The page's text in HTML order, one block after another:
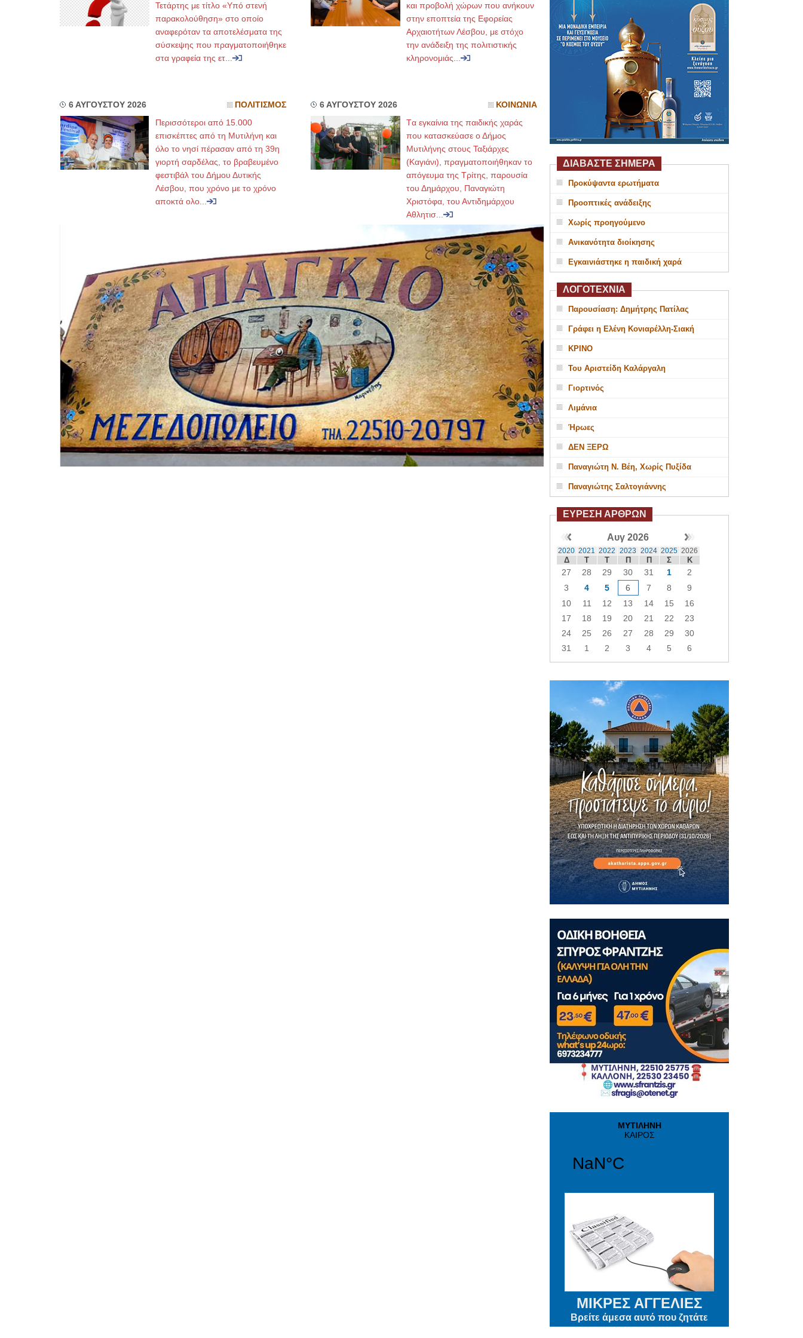
Τετάρτης με τίτλο «Υπό στενή
παρακολούθηση» στο οποίο
αναφερόταν τα αποτελέσματα της
σύσκεψης που πραγματοποιήθηκε
στα γραφεία της ετ...
και προβολή χώρων που ανήκουν
στην εποπτεία της Εφορείας
Αρχαιοτήτων Λέσβου, με στόχο
την ανάδειξη της πολιτιστικής
κληρονομιάς...
6 ΑΥΓΟΥΣΤΟΥ 2026 ΠΟΛΙΤΙΣΜΟΣ
Περισσότεροι από 15.000
επισκέπτες από τη Μυτιλήνη και
όλο το νησί πέρασαν από τη 39η
γιορτή σαρδέλας, το βραβευμένο
φεστιβάλ του Δήμου Δυτικής
Λέσβου, που χρόνο με το χρόνο
αποκτά ολο...
6 ΑΥΓΟΥΣΤΟΥ 2026 ΚΟΙΝΩΝΙΑ
Tα εγκαίνια της παιδικής χαράς
που κατασκεύασε ο Δήμος
Μυτιλήνης στους Ταξιάρχες
(Καγιάνι), πραγματοποιήθηκαν το
απόγευμα της Τρίτης, παρουσία
του Δημάρχου, Παναγιώτη
Χριστόφα, του Αντιδημάρχου
Αθλητισ...
ΔΙΑΒΑΣΤΕ ΣΗΜΕΡΑ
Προκύψαντα ερωτήματα
Προοπτικές ανάδειξης
Χωρίς προηγούμενο
Ανικανότητα διοίκησης
Εγκαινιάστηκε η παιδική χαρά
ΛΟΓΟΤΕΧΝΙΑ
Παρουσίαση: Δημήτρης Πατίλας
Γράφει η Ελένη Κονιαρέλλη-Σιακή
ΚΡΙΝΟ
Του Αριστείδη Καλάργαλη
Γιορτινός
Λιμάνια
Ήρωες
ΔΕΝ ΞΕΡΩ
Παναγιώτη Ν. Βέη, Χωρίς Πυξίδα
Παναγιώτης Σαλτογιάννης
ΕΥΡΕΣΗ ΑΡΘΡΩΝ
Αυγ 2026
2020 2021 2022 2023 2024 2025 2026
Δ Τ Τ Π Π Σ Κ
27 28 29 30 31 1
2
3
4 5 6 7 8
9
10
11 12 13 14 15
16
17
18 19 20 21 22
23
24
25 26 27 28 29
30
31
1 2 3 4 5 6
ΜΙΚΡΕΣ ΑΓΓΕΛΙΕΣ
Βρείτε άμεσα αυτό που ζητάτε